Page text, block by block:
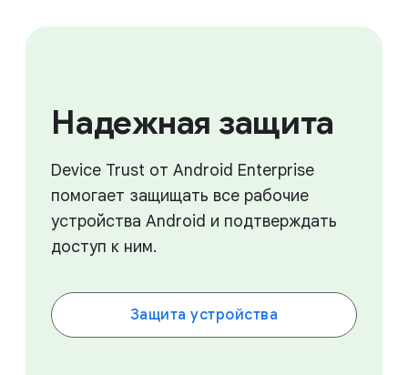
Надежная защита
Device Trust от Android Enterprise
помогает защищать все рабочие
устройства Android и подтверждать
доступ к ним.
Защита устройства